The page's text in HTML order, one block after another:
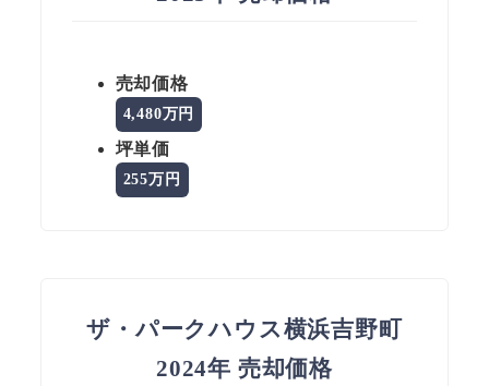
売却価格
4,480万円
坪単価
255万円
ザ・パークハウス横浜吉野町
2024年 売却価格